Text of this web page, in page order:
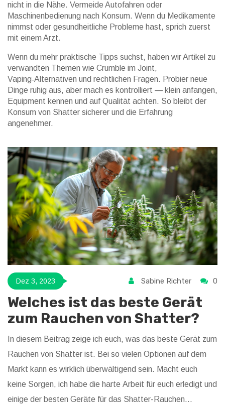
nicht in die Nähe. Vermeide Autofahren oder
Maschinenbedienung nach Konsum. Wenn du Medikamente
nimmst oder gesundheitliche Probleme hast, sprich zuerst
mit einem Arzt.
Wenn du mehr praktische Tipps suchst, haben wir Artikel zu
verwandten Themen wie Crumble im Joint,
Vaping‑Alternativen und rechtlichen Fragen. Probier neue
Dinge ruhig aus, aber mach es kontrolliert — klein anfangen,
Equipment kennen und auf Qualität achten. So bleibt der
Konsum von Shatter sicherer und die Erfahrung
angenehmer.
Dez 3, 2023 Sabine Richter 0
Welches ist das beste Gerät
zum Rauchen von Shatter?
In diesem Beitrag zeige ich euch, was das beste Gerät zum
Rauchen von Shatter ist. Bei so vielen Optionen auf dem
Markt kann es wirklich überwältigend sein. Macht euch
keine Sorgen, ich habe die harte Arbeit für euch erledigt und
einige der besten Geräte für das Shatter-Rauchen